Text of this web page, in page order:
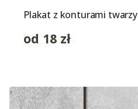
Plakat z konturami twarzy
od 18 zł